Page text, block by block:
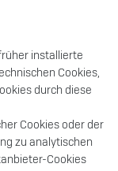
installierte
Cookies,
durch diese
Cookies oder der
zu analytischen
Cookies